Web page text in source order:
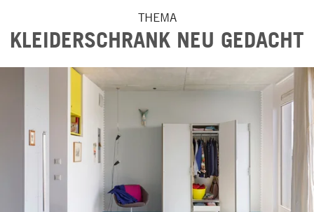
THEMA
KLEIDERSCHRANK NEU GEDACHT